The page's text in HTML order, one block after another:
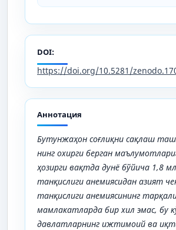
DOI:
https://doi.org/10.5281/
Аннотация
Бутунжаҳон соғлиқни сақлаш
нинг охирги берган
ҳозирги вақтда дунё бўйича 1,8
танқислиги анемиясидан азият
танқислиги анемиясининг
мамлакатларда бир хил эмас, бу
давлатларнинг ижтимоий ва